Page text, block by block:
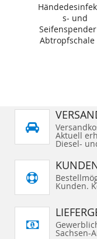
s- und
Abtropfschale
Aktuell
Diesel-
Kunden.
Sachsen-